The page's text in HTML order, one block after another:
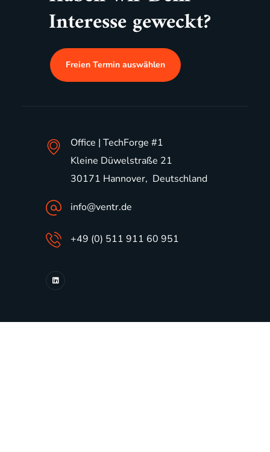
Interesse geweckt?
Freien Termin auswählen
Office | TechForge #1
Kleine Düwelstraße 21
30171 Hannover, Deutschland
info@ventr.de
+49 (0) 511 911 60 951